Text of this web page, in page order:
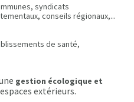
syndicats
conseils régionaux,...
de santé,
gestion écologique et
extérieurs.